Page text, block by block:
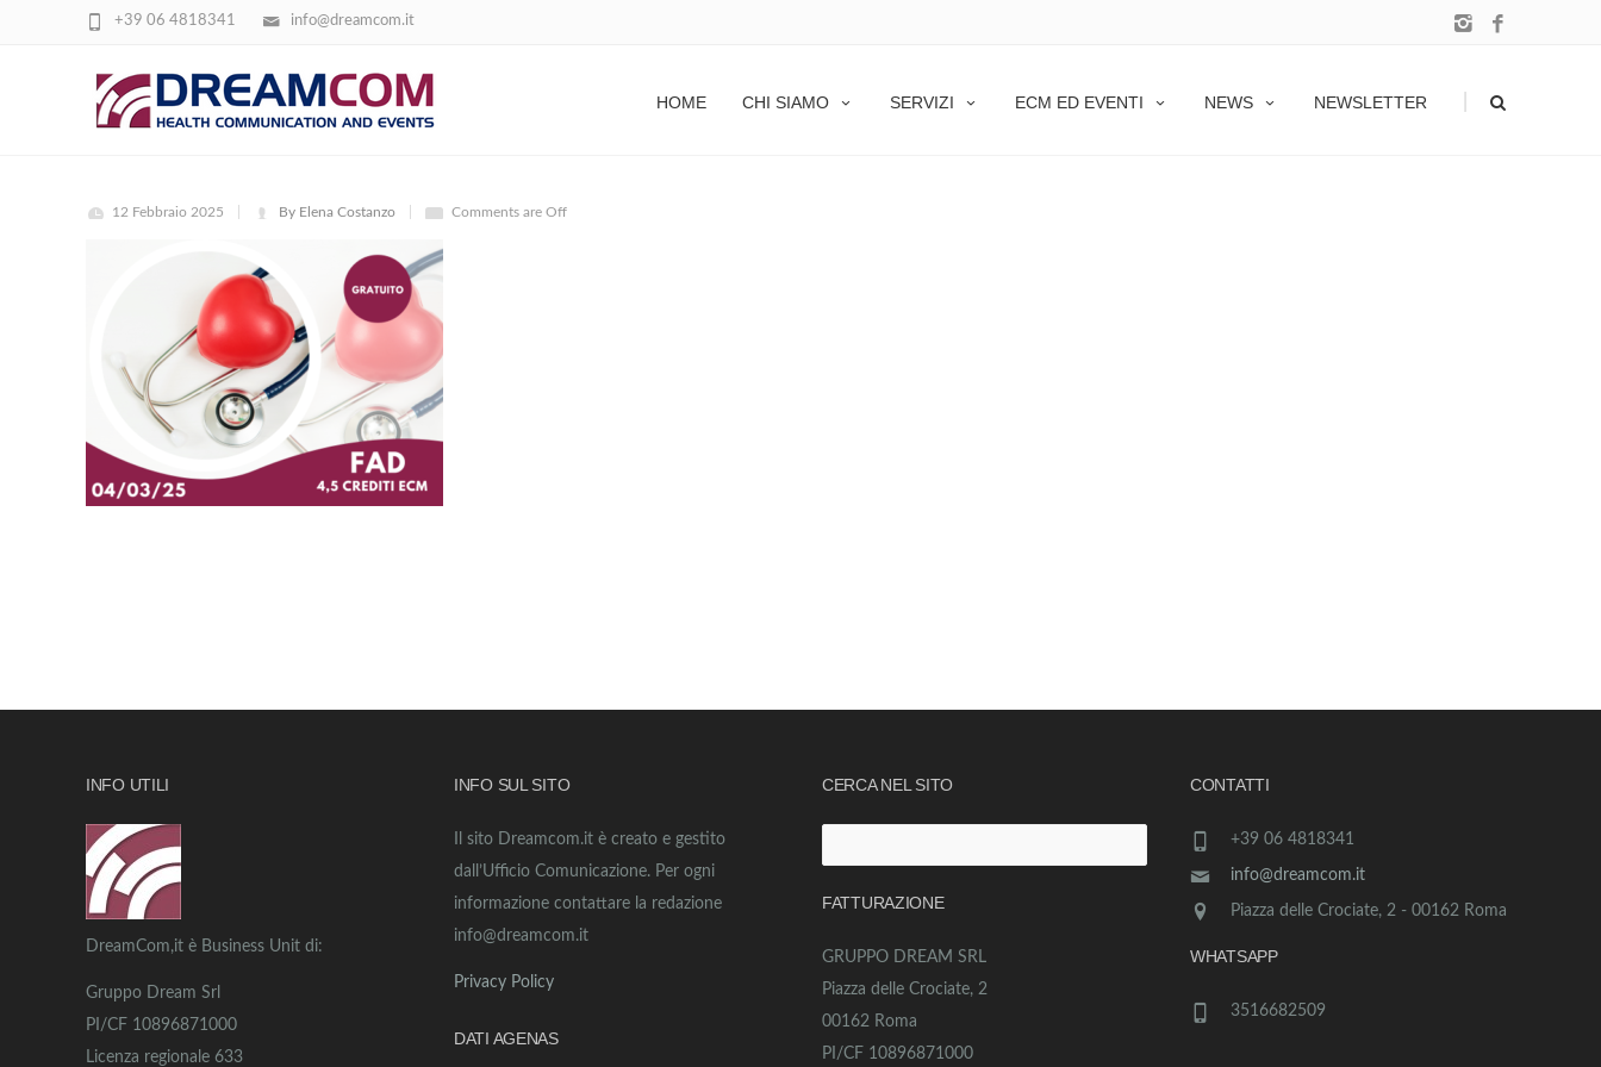
info@dreamcom.it
+39 06 4818341
HOME CHI SIAMO SERVIZI ECM ED EVENTI NEWS NEWSLETTER
SALUTE CARDIOVASCOLRE
12 Febbraio 2025 By Elena Costanzo Comments are Off
INFO UTILI
DreamCom,it è Business Unit di:
Gruppo Dream Srl
PI/CF 10896871000
Licenza regionale 633
INFO SUL SITO
Il sito Dreamcom.it è creato e gestito
dall’Ufficio Comunicazione. Per ogni
informazione contattare la redazione
info@dreamcom.it
Privacy Policy
DATI AGENAS
CERCA NEL SITO
per:
FATTURAZIONE
GRUPPO DREAM SRL
Piazza delle Crociate, 2
00162 Roma
PI/CF 10896871000
CONTATTI
+39 06 4818341
info@dreamcom.it
Piazza delle Crociate, 2 - 00162 Roma
WHATSAPP
3516682509